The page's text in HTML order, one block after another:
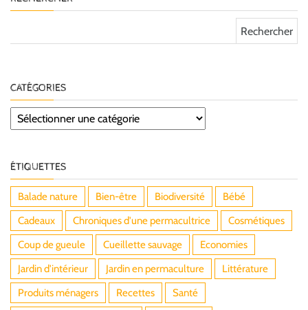
CATÉGORIES
Catégories
ÉTIQUETTES
Balade nature Bien-être Biodiversité
Bébé
Cadeaux
Chroniques d'une permacultrice
Cosmétiques
Coup de gueule
Cueillette sauvage
Economies
Jardin d'intérieur
Jardin en permaculture
Littérature
Produits ménagers
Recettes
Santé